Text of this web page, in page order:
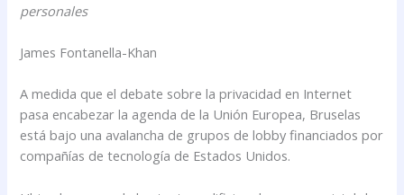
personales
James Fontanella-Khan
A medida que el debate sobre la privacidad en Internet
pasa encabezar la agenda de la Unión Europea, Bruselas
está bajo una avalancha de grupos de lobby financiados por
compañías de tecnología de Estados Unidos.